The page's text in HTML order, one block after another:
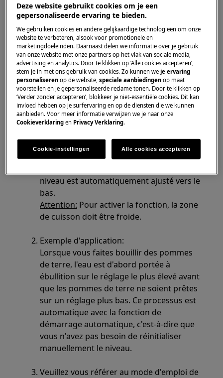
Solution
Lorsque le message "A" apparaît sur votre table
de cuisson, cela indique que la fonction de
démarrage automatique est activée.
Activez cette fonction pour obtenir le
niveau de cuisson souhaité plus
rapidement. Lorsqu'elle est activée, la zone
commence par chauffer au niveau de
niveau de cuisson souhaité.
Lorsque "A" est affiché, le niveau le plus
niveau est automatiquement ajusté vers le
bas.
Attention: Pour activer la fonction, la zone
de cuisson doit être froide.
Exemple d'application:
Lorsque vous faites bouillir des pommes
de terre, l'eau est d'abord portée à
ébullition sur le réglage le plus élevé avant
que les pommes de terre ne soient prêtes
sur un réglage plus bas. Ce processus est
automatique avec la fonction de
démarrage automatique, c'est-à-dire que
vous n'avez pas besoin de réinitialiser
manuellement le niveau.
Veuillez vous référer au mode d'emploi de
Deze website gebruikt cookies om je een
gepersonaliseerde ervaring te bieden.
We gebruiken cookies en andere gelijkaardige technologieën om onze
website te verbeteren, alsook voor promotionele en
marketingdoeleinden. Daarnaast delen we informatie over je gebruik
van onze website met onze partners op het vlak van sociale media,
advertising en analytics. Door te klikken op ‘Alle cookies accepteren’,
stem je in met ons gebruik van cookies. Zo kunnen weje ervaring
personaliseren op de website,speciale aanbiedingen op maat
voorstellen en je gepersonaliseerde reclame tonen. Door te klikken op
‘Verder zonder accepteren’, blokkeer je niet-essentiële cookies. Dit kan
invloed hebben op je surfervaring en op de diensten die we kunnen
aanbieden. Voor meer informatie verwijzen we je naar onze
Cookieverklaring en Privacy Verklaring.
Cookie-instellingen Alle cookies accepteren